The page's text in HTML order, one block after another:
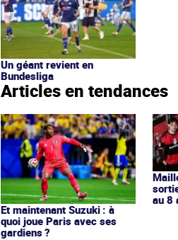
Un géant revient en
Bundesliga
Articles en tendances
Et maintenant Suzuki : à
quoi joue Paris avec ses
gardiens ?
au 8